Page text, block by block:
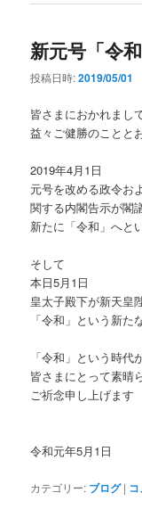
新元号「令和
投稿日時:2019/05/01
皆さまにおかれまし
益々ご健勝のことと
2019年4月1日
元号を改める政令お
関する内閣告示が閣
新たに「令和」へと
そして
本日5月1日
皇太子殿下が新天皇
「令和」という新た
「令和」という時代
皆さまにとって素晴
ご祈念申し上げます
令和元年5月1日
カテゴリー: ブログ |